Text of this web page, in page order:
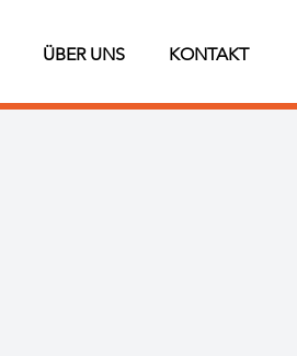
ÜBER UNS KONTAKT